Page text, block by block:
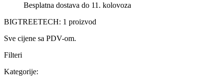
Besplatna dostava do 11. kolovoza
BIGTREETECH: 1 proizvod
Sve cijene sa PDV-om.
Filteri
Kategorije: